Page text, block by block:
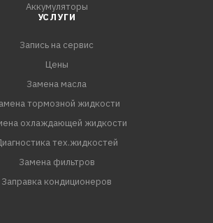
Аккумуляторы
УСЛУГИ
Запись на сервис
Цены
Замена масла
тормозной жидкости
охлаждающей жидкости
тех.жидкостей
Замена фильтров
Заправка кондиционеров